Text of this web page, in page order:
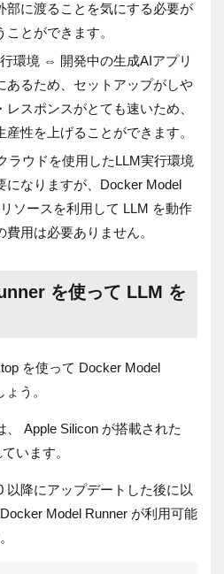
部に渡ることを気にする必要が
とができます。
環境 ⇔ 開発中の生成AIアプリ
あるため、セットアップがしや
スポンスがとても速いため、
性を上げることができます。
ラウドを使用したLLM実行環境
になりますが、Docker Model
ソースを利用して LLM を動作
用は必要ありません。
を使って LLM を
を使って Docker Model
う。
、 Apple Silicon が搭載された
います。
降にアップデートした後に以
Model Runner が利用可能